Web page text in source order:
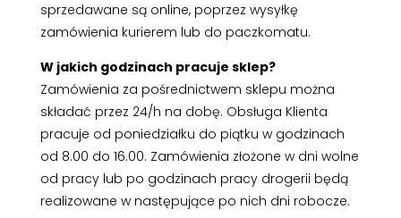
sprzedawane są online, poprzez wysyłkę
zamówienia kurierem lub do paczkomatu.
W jakich godzinach pracuje sklep?
Zamówienia za pośrednictwem sklepu można
składać przez 24/h na dobę. Obsługa Klienta
pracuje od poniedziałku do piątku w godzinach
od 8.00 do 16.00. Zamówienia złożone w dni wolne
od pracy lub po godzinach pracy drogerii będą
realizowane w następujące po nich dni robocze.